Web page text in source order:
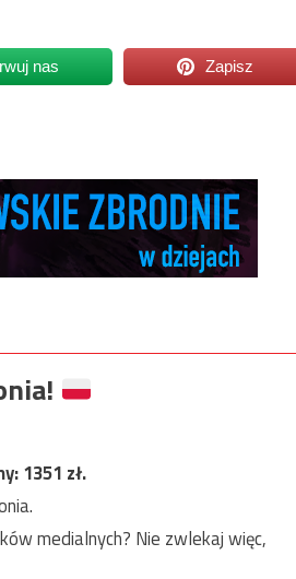
nas Zapisz
1351 zł.
medialnych? Nie zwlekaj więc,